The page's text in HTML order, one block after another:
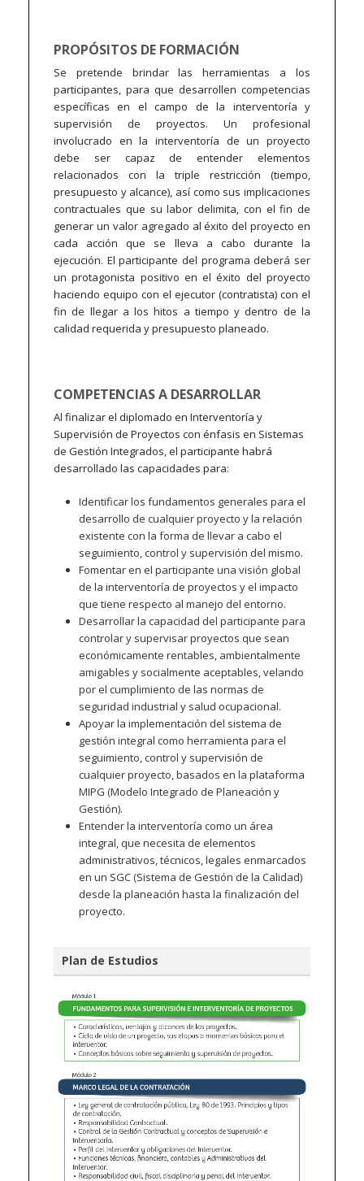
PROPÓSITOS DE FORMACIÓN
Se pretende brindar las herramientas a los
participantes, para que desarrollen competencias
específicas en el campo de la interventoría y
supervisión de proyectos. Un profesional
involucrado en la interventoría de un proyecto
debe ser capaz de entender elementos
relacionados con la triple restricción (tiempo,
presupuesto y alcance), así como sus implicaciones
contractuales que su labor delimita, con el fin de
generar un valor agregado al éxito del proyecto en
cada acción que se lleva a cabo durante la
ejecución. El participante del programa deberá ser
un protagonista positivo en el éxito del proyecto
haciendo equipo con el ejecutor (contratista) con el
fin de llegar a los hitos a tiempo y dentro de la
calidad requerida y presupuesto planeado.
COMPETENCIAS A DESARROLLAR
Al finalizar el diplomado en Interventoría y
Supervisión de Proyectos con énfasis en Sistemas
de Gestión Integrados, el participante habrá
desarrollado las capacidades para:
Identificar los fundamentos generales para el
desarrollo de cualquier proyecto y la relación
existente con la forma de llevar a cabo el
seguimiento, control y supervisión del mismo.
Fomentar en el participante una visión global
de la interventoría de proyectos y el impacto
que tiene respecto al manejo del entorno.
Desarrollar la capacidad del participante para
controlar y supervisar proyectos que sean
económicamente rentables, ambientalmente
amigables y socialmente aceptables, velando
por el cumplimiento de las normas de
seguridad industrial y salud ocupacional.
Apoyar la implementación del sistema de
gestión integral como herramienta para el
seguimiento, control y supervisión de
cualquier proyecto, basados en la plataforma
MIPG (Modelo Integrado de Planeación y
Gestión).
Entender la interventoría como un área
integral, que necesita de elementos
administrativos, técnicos, legales enmarcados
en un SGC (Sistema de Gestión de la Calidad)
desde la planeación hasta la finalización del
proyecto.
Plan de Estudios